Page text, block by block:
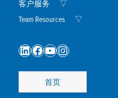
我同意隐私政策的条款
Menu
客户服务 ▽
Menu
Team Resources ▽
LinkedIn
Facebook
YouTube
Instagram
首页